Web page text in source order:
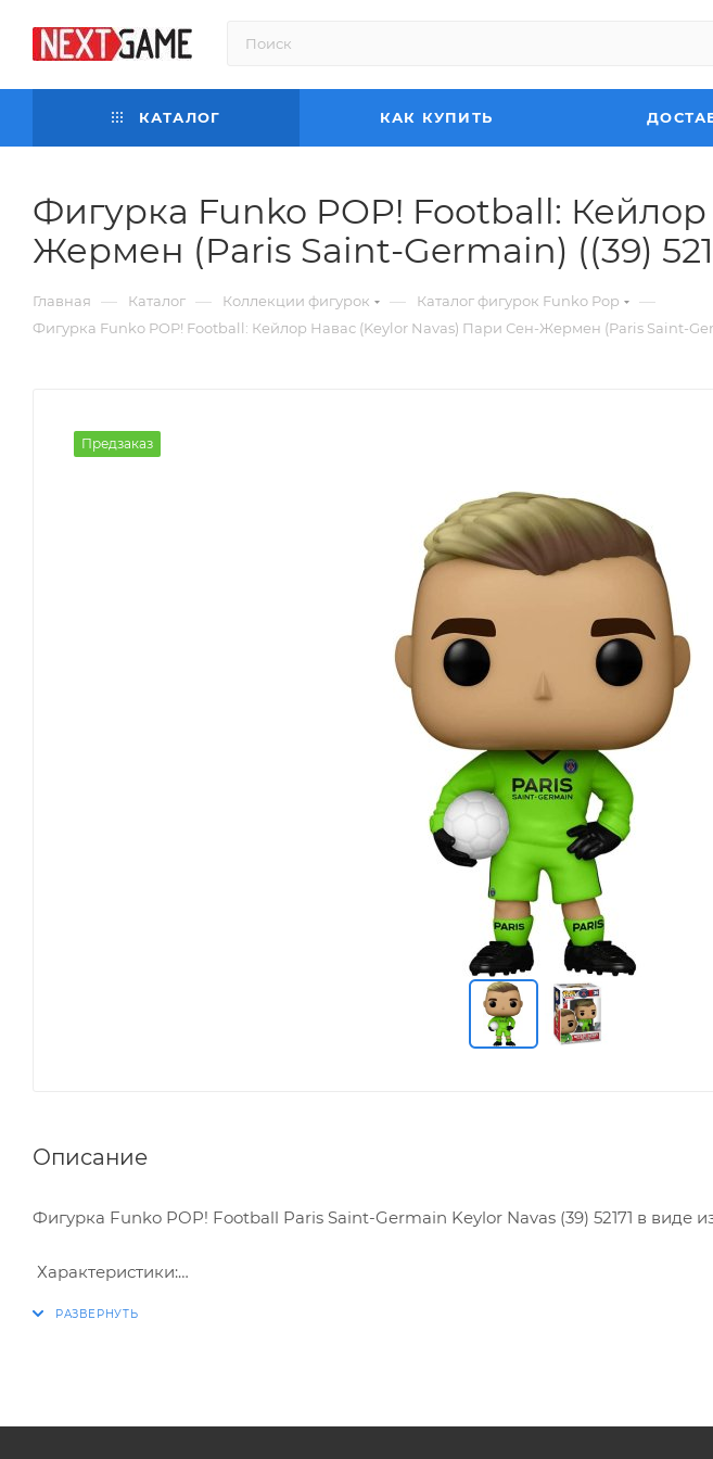
КАТАЛОГ КАК КУПИТЬ
Фигурка Funko POP! Football:
Жермен (Paris Saint-Germain) ((39)
Главная — Каталог — Коллекции фигурок — Каталог фигурок Funko Pop —
Фигурка Funko POP! Football: Кейлор Навас (Keylor Navas) Пари Сен-Жермен (Paris Saint-
Предзаказ
Описание
Фигурка Funko POP! Football Paris Saint-Germain Keylor Navas (39) 52171 в виде
Характеристики: